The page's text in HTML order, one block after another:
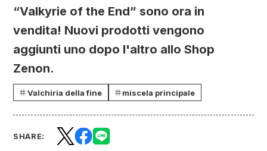
“Valkyrie of the End” sono ora in
vendita! Nuovi prodotti vengono
aggiunti uno dopo l'altro allo Shop
Zenon.
Valchiria della fine miscela principale
SHARE: